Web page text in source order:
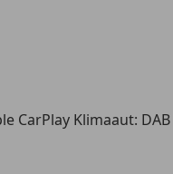
CarPlay Klimaaut: DAB